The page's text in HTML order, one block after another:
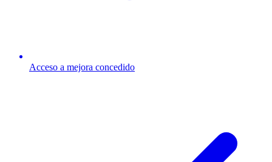
Acceso a mejora concedido